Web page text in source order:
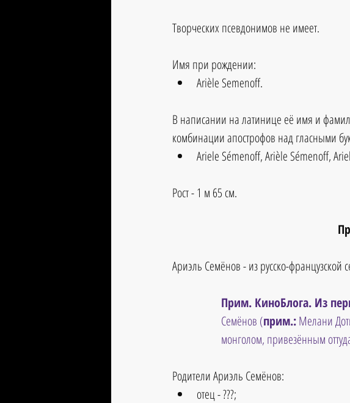
Творческих псевдонимов не имеет.
Имя при рождении:
Arièle Semenoff.
В написании на латинице её имя и
комбинации апострофов над гласными
Ariele Sémenoff, Arièle Sémenoff,
Рост - 1 м 65 см.
Ариэль Семёнов - из русско-французской
Прим. КиноБлога. Из
Семёнов (прим.: Мелани
монголом, привезённым
Родители Ариэль Семёнов:
отец - ???;